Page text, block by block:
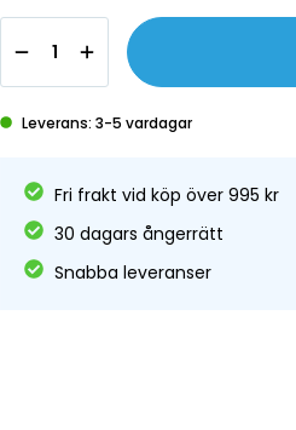
Leverans: 3-5 vardagar
Fri frakt vid köp över 995 kr
30 dagars ångerrätt
Snabba leveranser